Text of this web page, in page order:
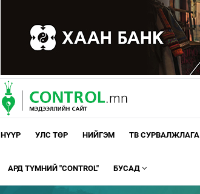
НҮҮР УЛС ТӨР НИЙГЭМ ТВ СУРВАЛЖЛАГА
АРД ТҮМНИЙ "CONTROL" БУСАД